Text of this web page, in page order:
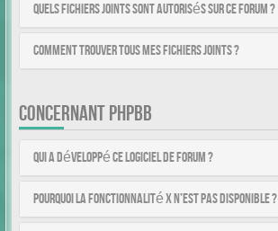
Quels fichiers joints sont autorisés sur ce forum ?
Comment trouver tous mes fichiers joints ?
CONCERNANT PHPBB
Qui a développé ce logiciel de forum ?
Pourquoi la fonctionnalité X n’est pas disponible ?